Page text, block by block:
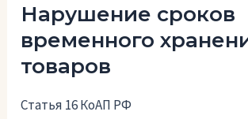
Нарушение сроков
временного
товаров
Статья 16 КоАП РФ